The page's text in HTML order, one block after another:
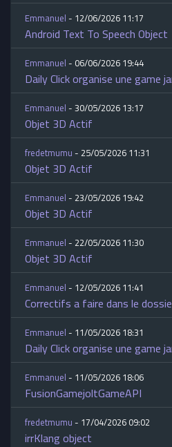
Emmanuel- 12/06/2026 11:17
Android Text To Speech Object
Emmanuel- 06/06/2026 19:44
Daily Click organise une game
Emmanuel- 30/05/2026 13:17
Objet 3D Actif
fredetmumu- 25/05/2026 11:31
Objet 3D Actif
Emmanuel- 23/05/2026 19:42
Objet 3D Actif
Emmanuel- 22/05/2026 11:30
Objet 3D Actif
Emmanuel- 12/05/2026 11:41
Correctifs a faire dans le
Emmanuel- 11/05/2026 18:31
Daily Click organise une game
Emmanuel- 11/05/2026 18:06
FusionGamejoltGameAPI
fredetmumu- 17/04/2026 09:02
irrKlang object